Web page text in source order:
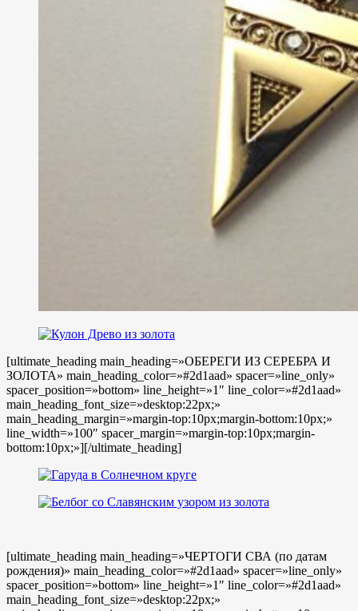
[ultimate_heading main_heading=»ОБЕРЕГИ ИЗ СЕРЕБРА И
ЗОЛОТА» main_heading_color=»#2d1aad» spacer=»line_only»
spacer_position=»bottom» line_height=»1″ line_color=»#2d1aad»
main_heading_font_size=»desktop:22px;»
main_heading_margin=»margin-top:10px;margin-bottom:10px;»
line_width=»100″ spacer_margin=»margin-top:10px;margin-
bottom:10px;»][/ultimate_heading]
[ultimate_heading main_heading=»ЧЕРТОГИ СВА (по датам
рождения)» main_heading_color=»#2d1aad» spacer=»line_only»
spacer_position=»bottom» line_height=»1″ line_color=»#2d1aad»
main_heading_font_size=»desktop:22px;»